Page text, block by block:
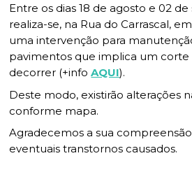
Planeamento Estratégico
Reabilitação urbana
Urbanismo
Cascais Próxima
Governação
Mobilidade
Qualidade de vida
Sociedade & Educação
Agenda do executivo
TEMPOS LIVRES
MOBILIDADE
INVESTIR EM CASCAIS
Entre os dias 18 de agosto e 02
realiza-se, na Rua do Carrascal,
uma intervenção para
pavimentos que implica um corte
decorrer (+infoAQUI).
Deste modo, existirão alterações
conforme mapa.
Agradecemos a sua
eventuais transtornos causados.